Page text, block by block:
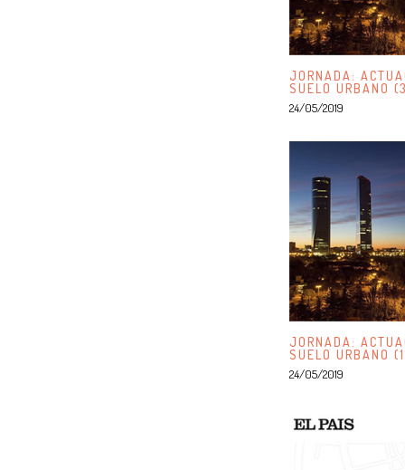
JORNADA:
SUELO URBANO
24/05/2019
JORNADA:
SUELO URBANO
24/05/2019